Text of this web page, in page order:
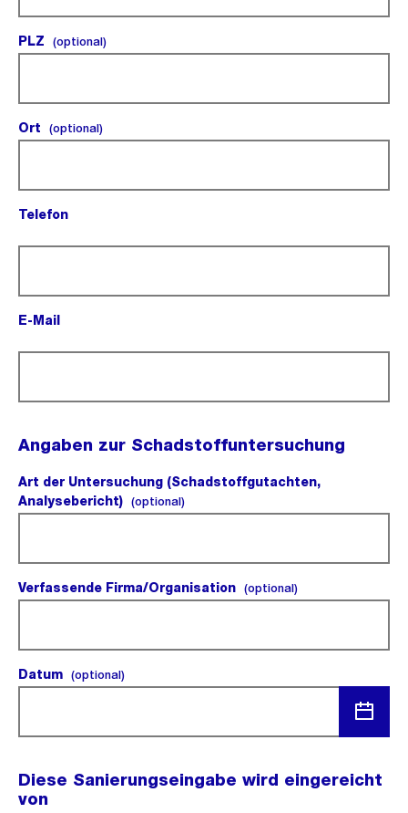
PLZ (optional)(optional).
Ort (optional)(optional).
Telefon
E-Mail
Angaben zur Schadstoffuntersuchung
Art der Untersuchung (Schadstoffgutachten,
Analysebericht) (optional)(optional).
Verfassende Firma/Organisation (optional)(optional).
Datum (optional)(optional).
Diese Sanierungseingabe wird eingereicht
von